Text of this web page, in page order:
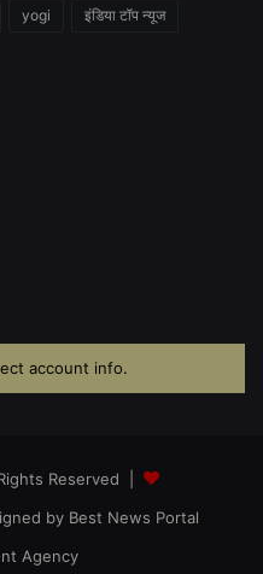
yogi इंडिया टॉप न्यूज
account info.
Reserved |
by Best News Portal
Agency